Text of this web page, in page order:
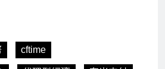
cftime